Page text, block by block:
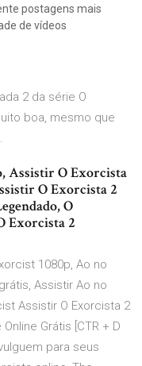
postagens mais
de vídeos
2 da série O
boa, mesmo que
Assistir O Exorcista
O Exorcista 2
O
Exorcista 2
1080p, Ao no
Assistir Ao no
Assistir O Exorcista 2
Grátis [CTR + D
para seus